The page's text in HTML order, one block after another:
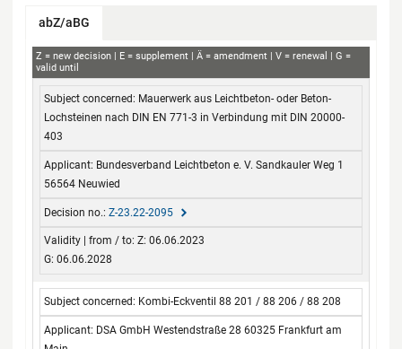
abZ/aBG
aBG
Z new decision E supplement Ä amendment V renewal
G
valid until
from / to
Mauerwerk aus Leichtbeton- oder Beton-
Lochsteinen nach DIN EN 771-3 in Verbindung mit DIN 20000-
403
Bundesverband Leichtbeton e. V. Sandkauler Weg 1
56564 Neuwied
Z-23.22-2095
Z: 06.06.2023
G: 06.06.2028
Kombi-Eckventil 88 201 / 88 206 / 88 208
DSA GmbH Westendstraße 28 60325 Frankfurt am